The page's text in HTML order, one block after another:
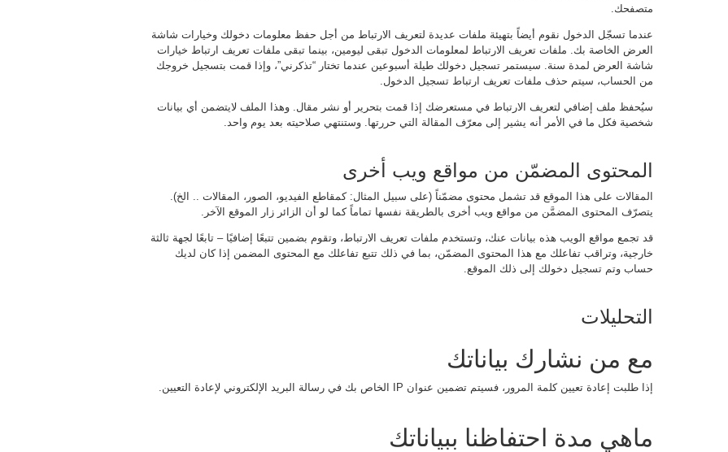
متصفحك.
عندما تسجّل الدخول نقوم أيضاً بتهيئة ملفات عديدة لتعريف الارتباط من أجل حفظ معلومات دخولك وخيارات شاشة
العرض الخاصة بك. ملفات تعريف الارتباط لمعلومات الدخول تبقى ليومين، بينما تبقى ملفات تعريف ارتباط خيارات
شاشة العرض لمدة سنة. سيستمر تسجيل دخولك طيلة أسبوعين عندما تختار “تذكرني”، وإذا قمت بتسجيل خروجك
من الحساب، سيتم حذف ملفات تعريف ارتباط تسجيل الدخول.
سيُحفظ ملف إضافي لتعريف الارتباط في مستعرضك إذا قمت بتحرير أو نشر مقال. وهذا الملف لايتضمن أي بيانات
شخصية فكل ما في الأمر أنه يشير إلى معرّف المقالة التي حررتها. وستنتهي صلاحيته بعد يوم واحد.
المحتوى المضمّن من مواقع ويب أخرى
المقالات على هذا الموقع قد تشمل محتوى مضمّناً (على سبيل المثال: كمقاطع الفيديو، الصور، المقالات .. الخ).
يتصرّف المحتوى المضمَّن من مواقع ويب أخرى بالطريقة نفسها تماماً كما لو أن الزائر زار الموقع الآخر.
قد تجمع مواقع الويب هذه بيانات عنك، وتستخدم ملفات تعريف الارتباط، وتقوم بضمين تتبعًا إضافيًا – تابعًا لجهة ثالثة
خارجية، وتراقب تفاعلك مع هذا المحتوى المضمّن، بما في ذلك تتبع تفاعلك مع المحتوى المضمن إذا كان لديك
حساب وتم تسجيل دخولك إلى ذلك الموقع.
التحليلات
مع من نشارك بياناتك
إذا طلبت إعادة تعيين كلمة المرور، فسيتم تضمين عنوان IP الخاص بك في رسالة البريد الإلكتروني لإعادة التعيين.
ماهي مدة احتفاظنا ببياناتك